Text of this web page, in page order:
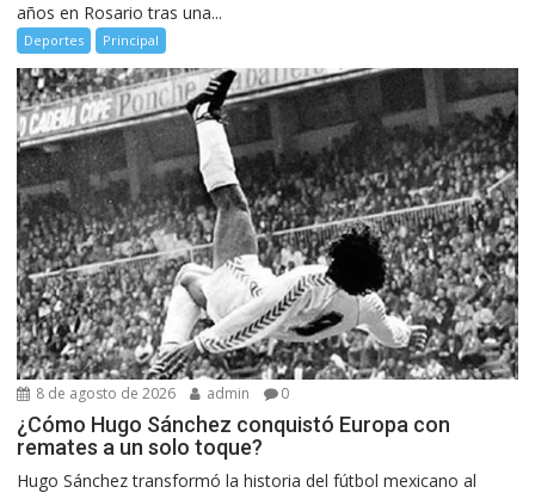
años en Rosario tras una...
Deportes Principal
8 de agosto de 2026 admin 0
¿Cómo Hugo Sánchez conquistó Europa con
remates a un solo toque?
Hugo Sánchez transformó la historia del fútbol mexicano al